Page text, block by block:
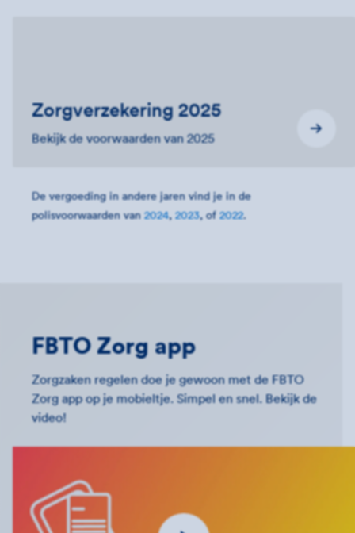
Zorgverzekering 2025
Bekijk de voorwaarden van 2025
De vergoeding in andere jaren vind je in de
polisvoorwaarden van2024,2023, of2022.
FBTO Zorg app
Zorgzaken regelen doe je gewoon met de FBTO
Zorg app op je mobieltje. Simpel en snel. Bekijk de
video!